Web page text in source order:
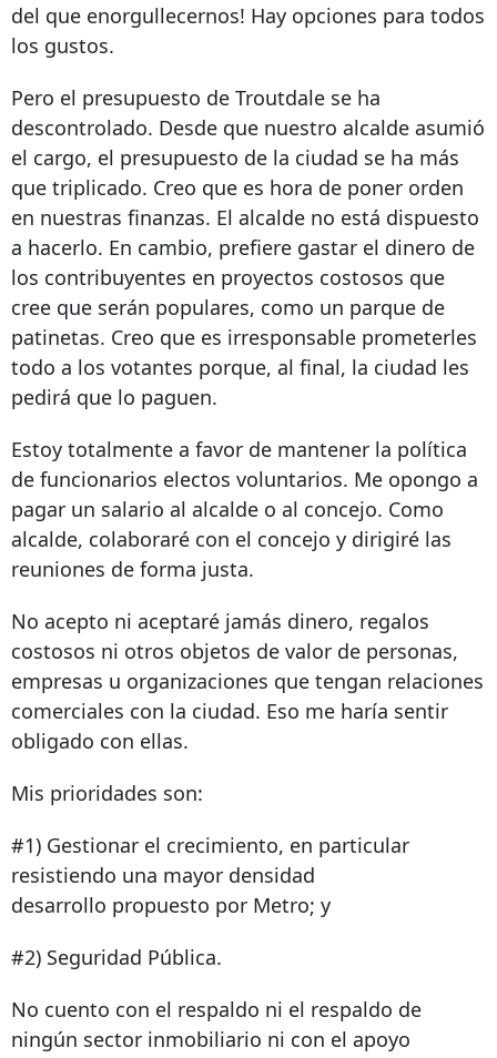
del que enorgullecernos! Hay opciones para todos
los gustos.
Pero el presupuesto de Troutdale se ha
descontrolado. Desde que nuestro alcalde asumió
el cargo, el presupuesto de la ciudad se ha más
que triplicado. Creo que es hora de poner orden
en nuestras finanzas. El alcalde no está dispuesto
a hacerlo. En cambio, prefiere gastar el dinero de
los contribuyentes en proyectos costosos que
cree que serán populares, como un parque de
patinetas. Creo que es irresponsable prometerles
todo a los votantes porque, al final, la ciudad les
pedirá que lo paguen.
Estoy totalmente a favor de mantener la política
de funcionarios electos voluntarios. Me opongo a
pagar un salario al alcalde o al concejo. Como
alcalde, colaboraré con el concejo y dirigiré las
reuniones de forma justa.
No acepto ni aceptaré jamás dinero, regalos
costosos ni otros objetos de valor de personas,
empresas u organizaciones que tengan relaciones
comerciales con la ciudad. Eso me haría sentir
obligado con ellas.
Mis prioridades son:
#1) Gestionar el crecimiento, en particular
resistiendo una mayor densidad
desarrollo propuesto por Metro; y
#2) Seguridad Pública.
No cuento con el respaldo ni el respaldo de
ningún sector inmobiliario ni con el apoyo